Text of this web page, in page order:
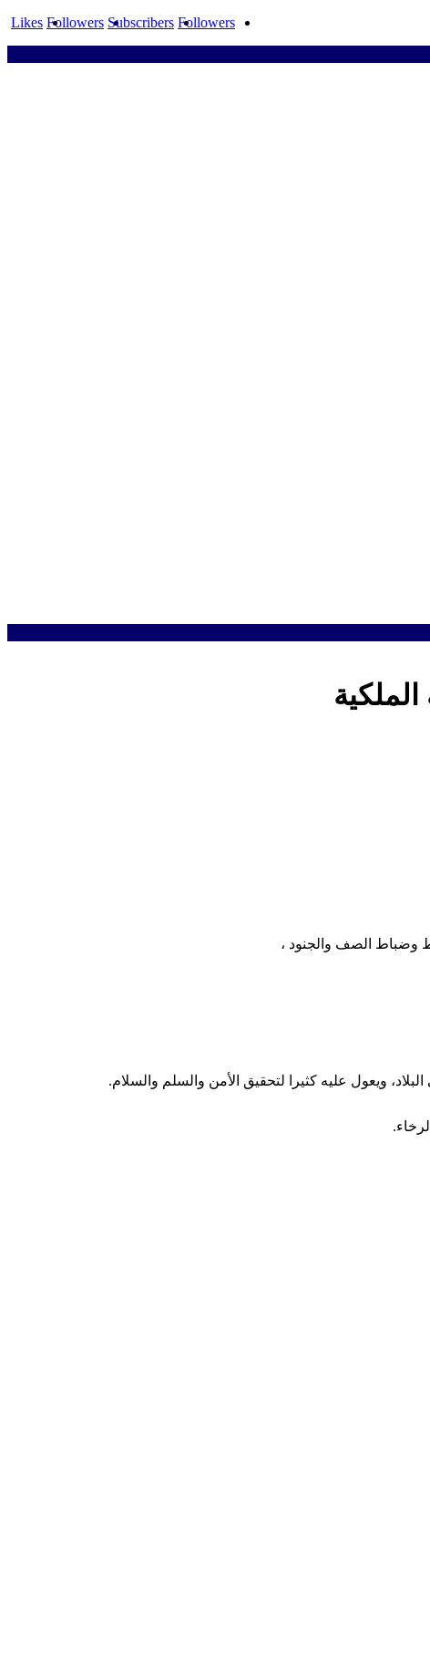
Likes Followers Subscribers Followers
وضباط الصف والجنود ،
ويعول عليه كثيرا لتحقيق الأمن والسلم والسلام.